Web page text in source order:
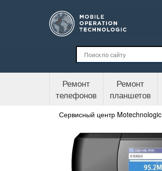
Ремонт
телефонов
Ремонт
планшетов
Сервисный центр Motechnologic